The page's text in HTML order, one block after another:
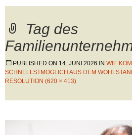
Tag des
PUBLISHED ON 14. JUNI 2026 IN WIE
SCHNELLSTMÖGLICH AUS DEM
RESOLUTION (620 × 413)